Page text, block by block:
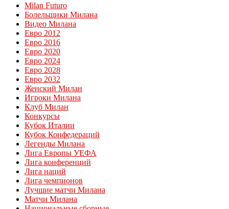
Milan Futuro
Болельщики Милана
Видео Милана
Евро 2012
Евро 2016
Евро 2020
Евро 2024
Евро 2028
Евро 2032
Женский Милан
Игроки Милана
Клуб Милан
Конкурсы
Кубок Италии
Кубок Конфедераций
Легенды Милана
Лига Европы УЕФА
Лига конференций
Лига наций
Лига чемпионов
Лучшие матчи Милана
Матчи Милана